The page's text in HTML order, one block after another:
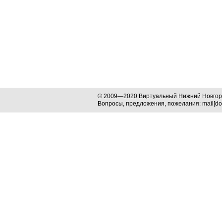
© 2009—2020 Виртуальный Нижний
Вопросы, предложения, пожелания: